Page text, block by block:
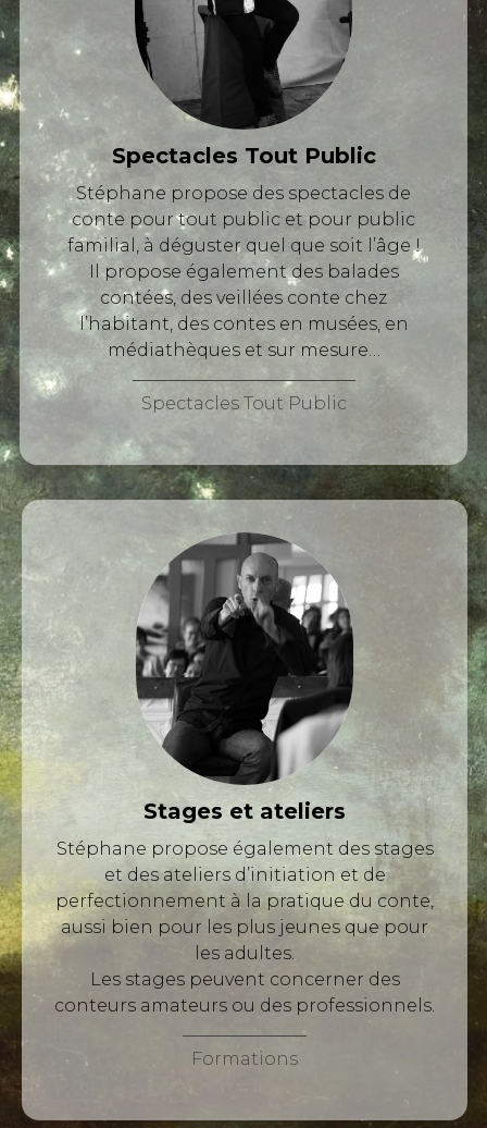
Spectacles Tout Public
Stéphane propose des spectacles de
conte pour tout public et pour public
familial, à déguster quel que soit l’âge !
Il propose également des balades
contées, des veillées conte chez
l’habitant, des contes en musées, en
médiathèques et sur mesure…
Spectacles Tout Public
Stages et ateliers
Stéphane propose également des stages
et des ateliers d’initiation et de
perfectionnement à la pratique du conte,
aussi bien pour les plus jeunes que pour
les adultes.
Les stages peuvent concerner des
conteurs amateurs ou des professionnels.
Formations